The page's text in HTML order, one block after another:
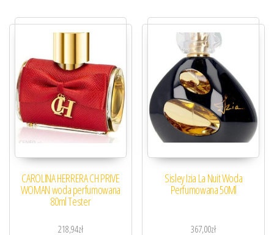
CAROLINA HERRERA CH PRIVE
WOMAN woda perfumowana
80ml Tester
218,94zł
Sisley Izia La Nuit Woda
Perfumowana 50Ml
367,00zł